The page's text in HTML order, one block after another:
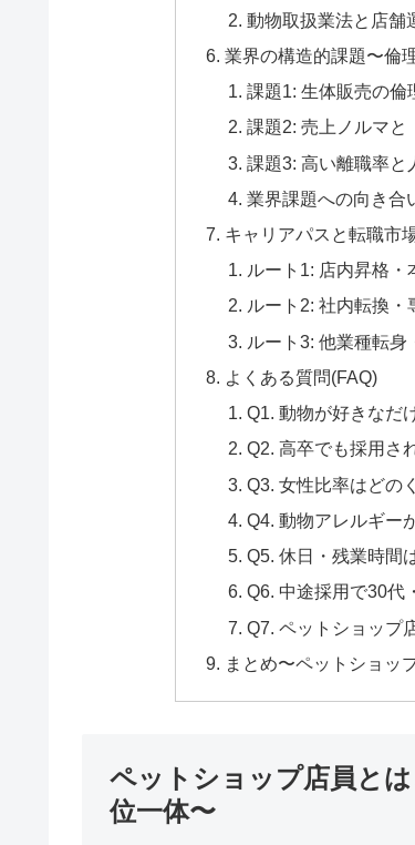
動物取扱業法と店舗
業界の構造的課題〜倫
課題1: 生体販売の倫
課題2: 売上ノルマと
課題3: 高い離職率と
業界課題への向き合
キャリアパスと転職市
ルート1: 店内昇格・
ルート2: 社内転換・
ルート3: 他業種転身
よくある質問(FAQ)
Q1. 動物が好きなだ
Q2. 高卒でも採用さ
Q3. 女性比率はどの
Q4. 動物アレルギー
Q5. 休日・残業時間
Q6. 中途採用で30代
Q7. ペットショップ
まとめ〜ペットショッ
ペットショップ店員と
位一体〜